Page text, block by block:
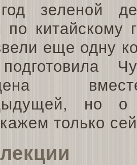
зеленой
по китайскому
еще одну
но
только